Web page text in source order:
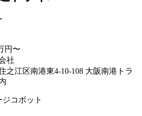
円〜
社
之江区南港東4-10-108 大阪南港トラ
コボット